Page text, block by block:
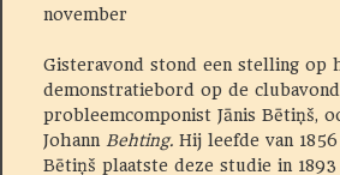
november
Gisteravond stond een stelling op
demonstratiebord op de
probleemcomponist Jānis Bētiņš,
Johann Behting. Hij leefde van
Bētiņš plaatste deze studie in 1893